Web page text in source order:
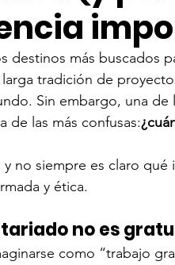
destinos más buscados
larga tradición de
Sin embargo, una de
de las más confusas:
y no siempre es claro
y ética.
no es
como “trabajo